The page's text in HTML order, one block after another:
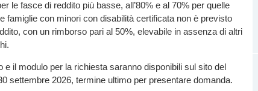
le fasce di reddito più basse, all’80% e al 70% per quelle
famiglie con minori con disabilità certificata non è previsto
con un rimborso pari al 50%, elevabile in assenza di altri
e il modulo per la richiesta saranno disponibili sul sito del
settembre 2026, termine ultimo per presentare domanda.